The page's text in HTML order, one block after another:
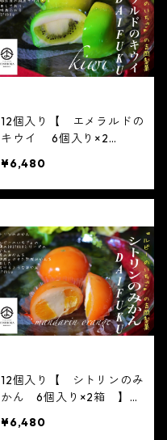
12個入り【 エメラルドの
キウイ 6個入り×2
メラルドのキウイ6個入り
※配送日時指定必須 か
気 テレビで話題 中元
贈り物 フルーツ ギフト
¥6,480
12個入り【 シトリンのみ
かん 6個入り×2箱 】
のみかん6個入り※配送日
¥6,480